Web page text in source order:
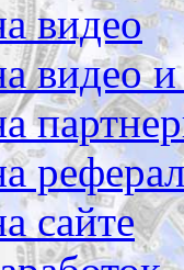
видео
видео
сайте